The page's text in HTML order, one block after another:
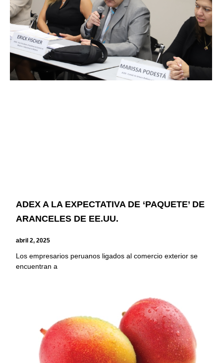
ADEX A LA EXPECTATIVA DE ‘PAQUETE’ DE
ARANCELES DE EE.UU.
abril 2, 2025
Los empresarios peruanos ligados al comercio exterior se
encuentran a